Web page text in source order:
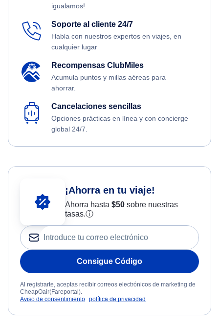
igualamos!
Soporte al cliente 24/7
Habla con nuestros expertos en viajes, en
cualquier lugar
Recompensas ClubMiles
Acumula puntos y millas aéreas para
ahorrar.
Cancelaciones sencillas
Opciones prácticas en línea y con concierge
global 24/7.
¡Ahorra en tu viaje!
Ahorra hasta $50sobre nuestras
tasas.ⓘ
Consigue Código
Al registrarte, aceptas recibir correos electrónicos de marketing de
CheapOair(Fareportal).
Aviso de consentimiento política de privacidad